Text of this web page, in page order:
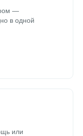
—
в одной
или